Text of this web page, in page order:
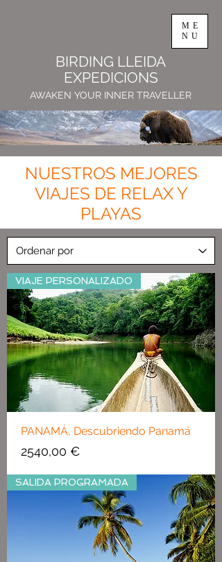
BIRDING LLEIDA
EXPEDICIONS
AWAKEN YOUR INNER TRAVELLER
ME
NU
NUESTROS MEJORES
VIAJES DE RELAX Y
PLAYAS
VIAJE PERSONALIZADO
PANAMÁ, Descubriendo Panamá
Precio
2540,00 €
SALIDA PROGRAMADA